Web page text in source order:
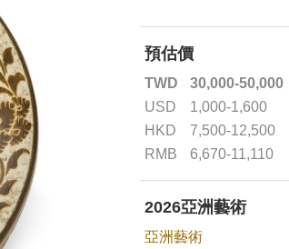
預估價
TWD
30,000-50,000
USD
1,000-1,600
HKD
7,500-12,500
RMB
6,670-11,110
2026亞洲藝術
亞洲藝術